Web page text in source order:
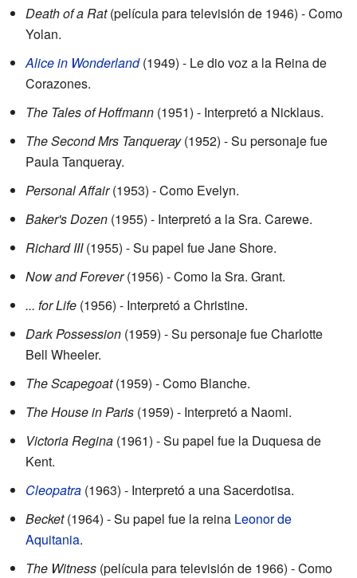
Death of a Rat(película para televisión de 1946) - Como
Yolan.
Alice in Wonderland(1949) - Le dio voz a la Reina de
Corazones.
The Tales of Hoffmann (1951) - Interpretó a Nicklaus.
The Second Mrs Tanqueray(1952) - Su personaje fue
Paula Tanqueray.
Personal Affair(1953) - Como Evelyn.
Baker's Dozen (1955) - Interpretó a la Sra. Carewe.
Richard III(1955) - Su papel fue Jane Shore.
Now and Forever(1956) - Como la Sra. Grant.
... for Life (1956) - Interpretó a Christine.
Dark Possession (1959) - Su personaje fue Charlotte
Bell Wheeler.
The Scapegoat(1959) - Como Blanche.
The House in Paris (1959) - Interpretó a Naomi.
Victoria Regina (1961) - Su papel fue la Duquesa de
Kent.
Cleopatra (1963) - Interpretó a una Sacerdotisa.
Becket(1964) - Su papel fue la reina Leonor de
Aquitania.
The Witness (película para televisión de 1966) - Como